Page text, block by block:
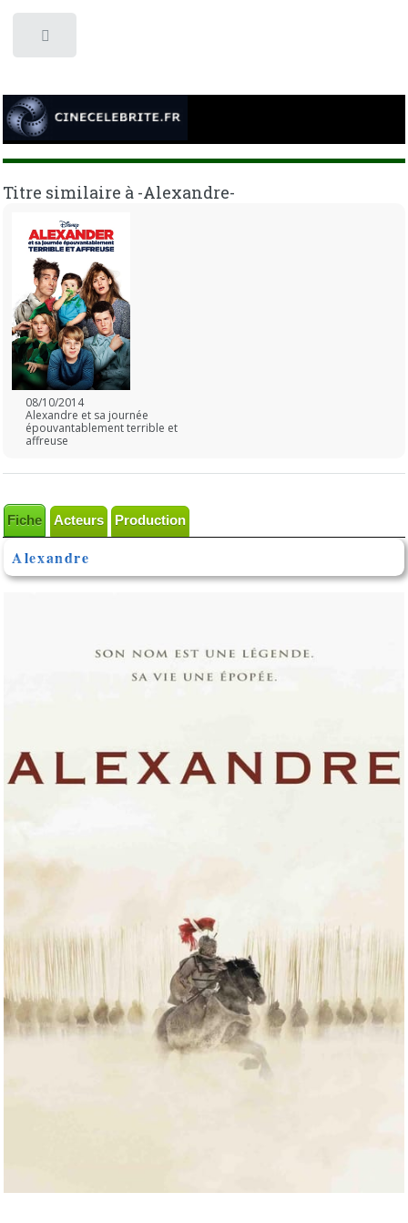
Titre similaire à -Alexandre-
08/10/2014
Alexandre et sa journée
épouvantablement terrible et
affreuse
Fiche Acteurs Production
Alexandre